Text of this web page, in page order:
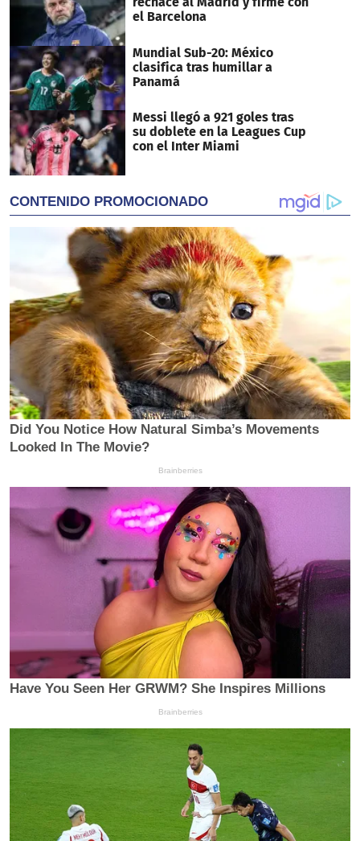
el Barcelona
Mundial Sub-20: México
clasifica tras humillar a
Panamá
Messi llegó a 921 goles tras
su doblete en la Leagues Cup
con el Inter Miami